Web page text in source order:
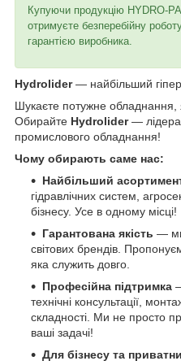
Купуючи продукцію HYDRO-
отримуєте безперебійну
гарантією виробника.
Hydrolider— найбільший
Шукаєте потужне
Обирайте Hydrolider— лідера
промислового обладнання!
Чому обирають саме нас:
Найбільший
гідравлічних систем,
бізнесу. Усе в одному місці!
Гарантована якість — ми
світових брендів.
яка служить довго.
Професійна підтримка
технічні консультації,
складності. Ми не просто
ваші задачі!
Для бізнесу та